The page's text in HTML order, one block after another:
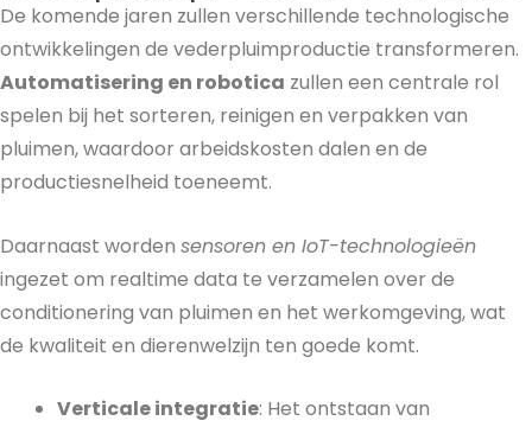
De komende jaren zullen verschillende technologische
ontwikkelingen de vederpluimproductie transformeren.
Automatisering en robotica zullen een centrale rol
spelen bij het sorteren, reinigen en verpakken van
pluimen, waardoor arbeidskosten dalen en de
productiesnelheid toeneemt.
Daarnaast worden sensoren en IoT-technologieën
ingezet om realtime data te verzamelen over de
conditionering van pluimen en het werkomgeving, wat
de kwaliteit en dierenwelzijn ten goede komt.
Verticale integratie: Het ontstaan van